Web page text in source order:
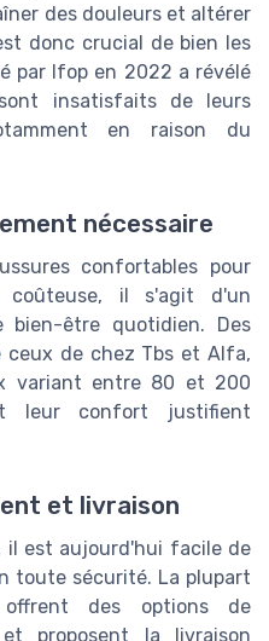
des douleurs et altérer
donc crucial de bien les
par Ifop en 2022 a révélé
insatisfaits de leurs
en raison du
nécessaire
confortables pour
coûteuse, il s'agit d'un
bien-être quotidien. Des
ceux de chez Tbs et Alfa,
variant entre 80 et 200
leur confort justifient
et livraison
il est aujourd'hui facile de
toute sécurité. La plupart
offrent des options de
proposent la livraison